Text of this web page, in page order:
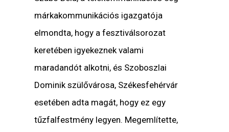
márkakommunikációs igazgatója
elmondta, hogy a fesztiválsorozat
keretében igyekeznek valami
maradandót alkotni, és Szoboszlai
Dominik szülővárosa, Székesfehérvár
esetében adta magát, hogy ez egy
tűzfalfestmény legyen. Megemlítette,